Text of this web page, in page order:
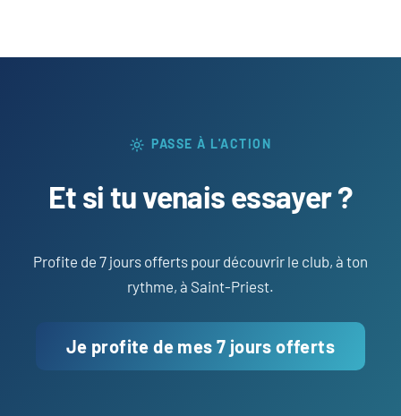
PASSE À L'ACTION
Et si tu venais essayer ?
Profite de 7 jours offerts pour découvrir le club, à ton
rythme, à Saint-Priest.
Je profite de mes 7 jours offerts